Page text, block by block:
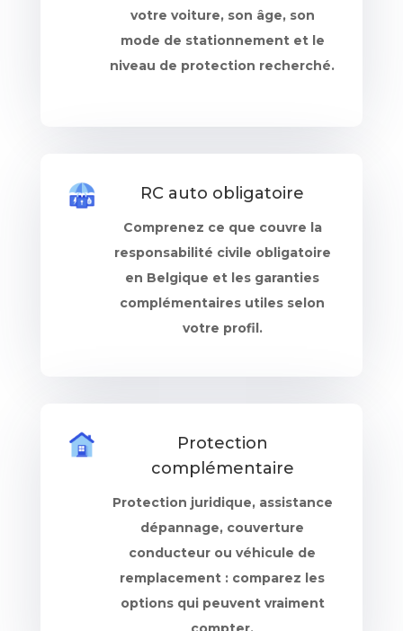
votre voiture, son âge, son
mode de stationnement et le
niveau de protection recherché.
RC auto obligatoire
Comprenez ce que couvre la
responsabilité civile obligatoire
en Belgique et les garanties
complémentaires utiles selon
votre profil.
Protection
complémentaire
Protection juridique, assistance
dépannage, couverture
conducteur ou véhicule de
remplacement : comparez les
options qui peuvent vraiment